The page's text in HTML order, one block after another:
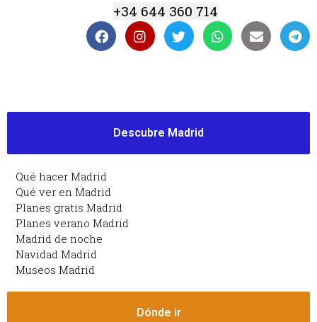
+34 644 360 714
Descubre Madrid
Qué hacer Madrid
Qué ver en Madrid
Planes gratis Madrid
Planes verano Madrid
Madrid de noche
Navidad Madrid
Museos Madrid
Dónde ir